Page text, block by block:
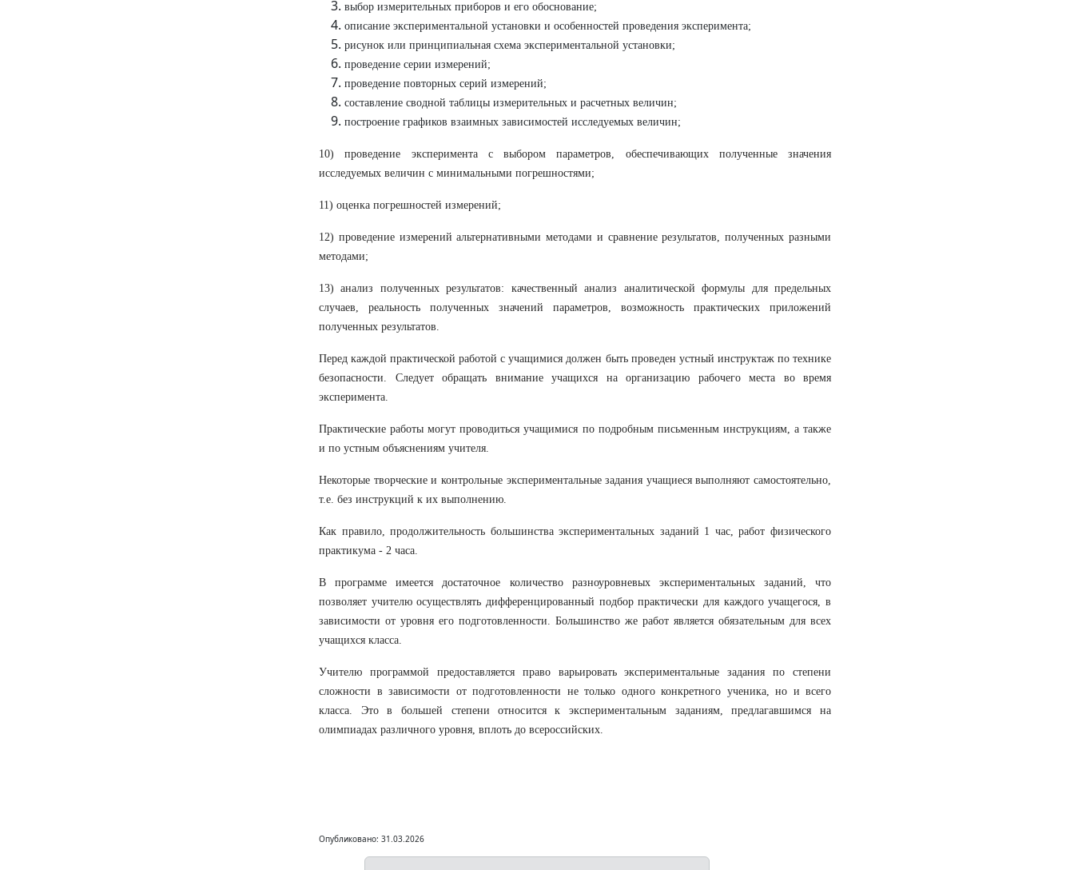
выбор измерительных приборов и его обоснование;
описание экспериментальной установки и особенностей проведения эксперимента;
рисунок или принципиальная схема экспериментальной установки;
проведение серии измерений;
проведение повторных серий измерений;
составление сводной таблицы измерительных и расчетных величин;
построение графиков взаимных зависимостей исследуемых величин;
10) проведение эксперимента с выбором параметров, обеспечивающих полученные значения
исследуемых величин с минимальными погрешностями;
11) оценка погрешностей измерений;
12) проведение измерений альтернативными методами и сравнение результатов, полученных разными
методами;
13) анализ полученных результатов: качественный анализ аналитической формулы для предельных
случаев, реальность полученных значений параметров, возможность практических приложений
полученных результатов.
Перед каждой практической работой с учащимися должен быть проведен устный инструктаж по технике
безопасности. Следует обращать внимание учащихся на организацию рабочего места во время
эксперимента.
Практические работы могут проводиться учащимися по подробным письменным инструкциям, а также
и по устным объяснениям учителя.
Некоторые творческие и контрольные экспериментальные задания учащиеся выполняют самостоятельно,
т.е. без инструкций к их выполнению.
Как правило, продолжительность большинства экспериментальных заданий 1 час, работ физического
практикума - 2 часа.
В программе имеется достаточное количество разноуровневых экспериментальных заданий, что
позволяет учителю осуществлять дифференцированный подбор практически для каждого учащегося, в
зависимости от уровня его подготовленности. Большинство же работ является обязательным для всех
учащихся класса.
Учителю программой предоставляется право варьировать экспериментальные задания по степени
сложности в зависимости от подготовленности не только одного конкретного ученика, но и всего
класса. Это в большей степени относится к экспериментальным заданиям, предлагавшимся на
олимпиадах различного уровня, вплоть до всероссийских.
Опубликовано: 31.03.2026